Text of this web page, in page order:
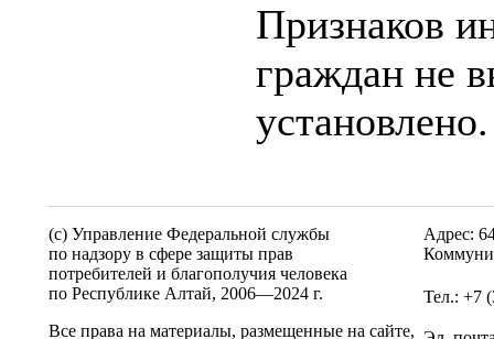
Признаков
граждан не
установлено.
(c) Управление Федеральной службы
по надзору в сфере защиты прав
потребителей и благополучия человека
по Республике Алтай, 2006—2024 г.
Все права на материалы, размещенные на сайте,
Адрес:
Тел.: +7